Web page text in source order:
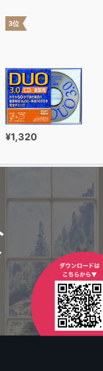
3位
¥1,320